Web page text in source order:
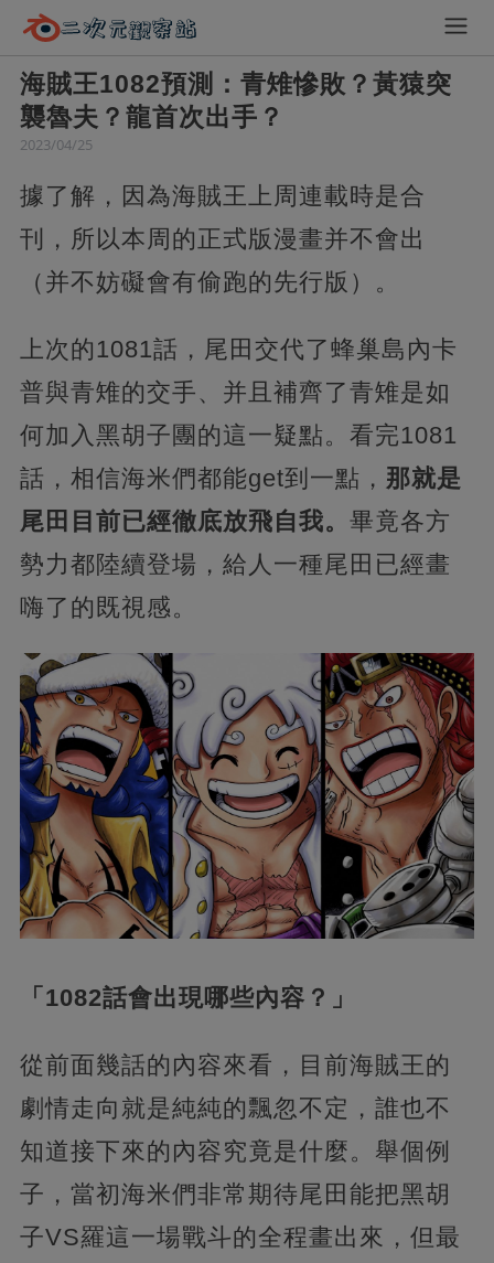
海賊王1082預測：青雉慘敗？黃猿突
襲魯夫？龍首次出手？
2023/04/25
據了解，因為海賊王上周連載時是合
刊，所以本周的正式版漫畫并不會出
（并不妨礙會有偷跑的先行版）。
上次的1081話，尾田交代了蜂巢島內卡
普與青雉的交手、并且補齊了青雉是如
何加入黑胡子團的這一疑點。看完1081
話，相信海米們都能get到一點， 那就是
尾田目前已經徹底放飛自我。 畢竟各方
勢力都陸續登場，給人一種尾田已經畫
嗨了的既視感。
「1082話會出現哪些內容？」
從前面幾話的內容來看，目前海賊王的
劇情走向就是純純的飄忽不定，誰也不
知道接下來的內容究竟是什麼。舉個例
子，當初海米們非常期待尾田能把黑胡
子VS羅這一場戰斗的全程畫出來，但最